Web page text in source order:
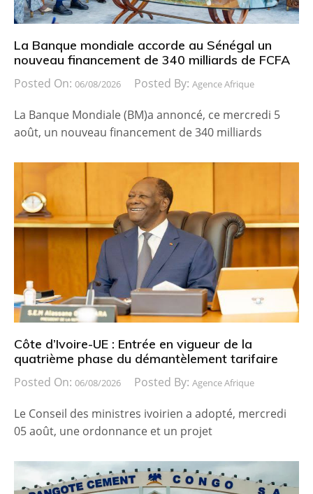
La Banque mondiale accorde au Sénégal un
nouveau financement de 340 milliards de FCFA
Posted On: 06/08/2026 Posted By: Agence Afrique
La Banque Mondiale (BM)a annoncé, ce mercredi 5
août, un nouveau financement de 340 milliards
Côte d’Ivoire-UE : Entrée en vigueur de la
quatrième phase du démantèlement tarifaire
Posted On: 06/08/2026 Posted By: Agence Afrique
Le Conseil des ministres ivoirien a adopté, mercredi
05 août, une ordonnance et un projet